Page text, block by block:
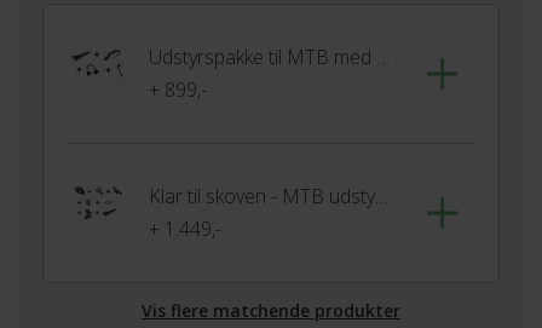
Udstyrspakke til MTB med udvendige gear
+ 899,-
Klar til skoven - MTB udstyrspakke
+ 1.449,-
Vis flere matchende produkter